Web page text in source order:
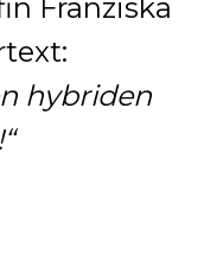
Franziska
hybriden